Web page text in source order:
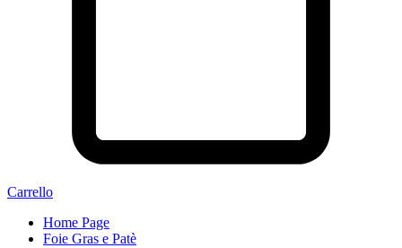
Carrello
Home Page
Foie Gras e Patè